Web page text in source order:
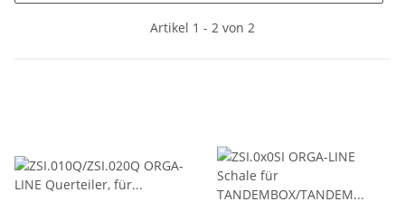
Artikel 1 - 2 von 2